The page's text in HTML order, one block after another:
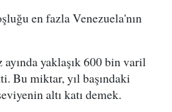
en fazla Venezuela'nın
yaklaşık 600 bin varil
Bu miktar, yıl başındaki
altı katı demek.